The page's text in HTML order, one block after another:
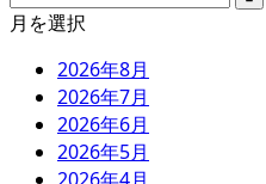
月を選択
2026年8月
2026年7月
2026年6月
2026年5月